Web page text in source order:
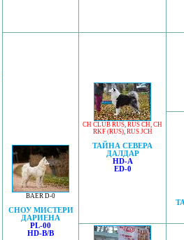
BAER D-0
СНОУ МИСТЕРИ
ДАРИЕНА
PL-00
HD-B/B
CH CLUB RUS, RUS CH, CH
RKF (RUS), RUS JCH
ТАЙНА СЕВЕРА
ДАЛДАР
HD-A
ED-0